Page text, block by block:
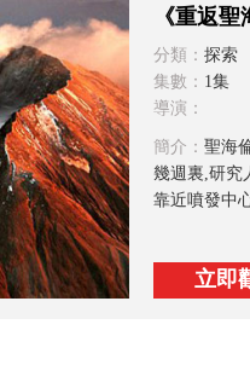
《重返
分類： 探索
集數： 1集
導演：
簡介： 聖海
幾週裏,研究
靠近噴發中
立即